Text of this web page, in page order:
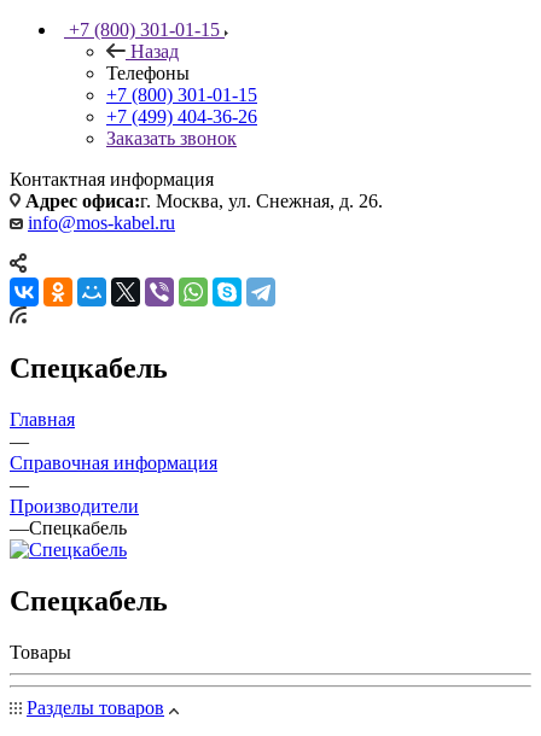
+7 (800) 301-01-15
Назад
Телефоны
+7 (800) 301-01-15
+7 (499) 404-36-26
Заказать звонок
Контактная информация
Адрес офиса:г. Москва, ул. Снежная, д. 26.
info@mos-kabel.ru
Спецкабель
Главная
—
Справочная информация
—
Производители
—Спецкабель
Спецкабель
Товары
Разделы товаров